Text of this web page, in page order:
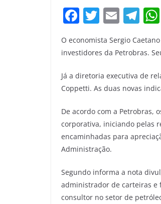
F
c
b
o
o
k
T
itt
E
m
ai
T
e
a
m
O economista Sergio
investidores da Petrobras.
Já a diretoria executiva de
Coppetti. As duas novas
De acordo com a Petrobras,
corporativa, iniciando pelas
encaminhadas para
Administração.
Segundo informa a nota
administrador de carteiras e
consultor no setor de